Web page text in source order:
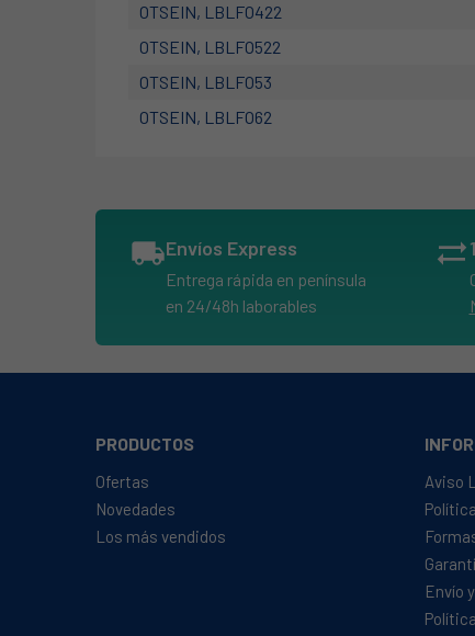
OTSEIN, LBLFO422
OTSEIN, LBLFO522
OTSEIN, LBLFO53
OTSEIN, LBLFO62
OTSEIN, LBLSO1700I
ZEROWATT, 2004
local_shippingEnvíos Express
Entrega rápida en península
en 24/48h laborables
sync_alt
PRODUCTOS
Ofertas
Novedades
Los más vendidos
Aviso
Envío